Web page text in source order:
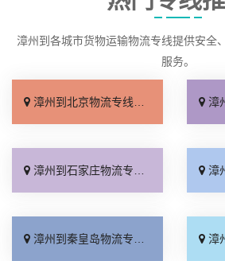
漳州到各城市货物运输物流专线提供安全
服务。
漳州到北京物流专线_多少公里「快运直达」 漳州
漳州到石家庄物流专线_几天到达「快速直达」 漳州
漳州到秦皇岛物流专线_直达到站「要多少钱」 漳州